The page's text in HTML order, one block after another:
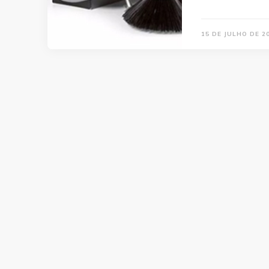
15 DE JULHO DE